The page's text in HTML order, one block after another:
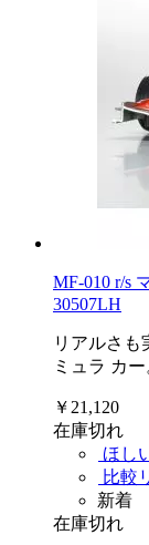
MF-010 r/s
30507LH
リアルさも
ミュラ カー
￥21,120
在庫切れ
ほし
比較
新着
在庫切れ